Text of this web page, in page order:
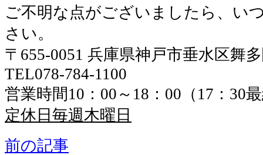
ご不明な点がございましたら、い
さい。
〒655-0051 兵庫県神戸市垂水区舞
TEL078-784-1100
営業時間10：00～18：00（17：30
定休日毎週木曜日
前の記事